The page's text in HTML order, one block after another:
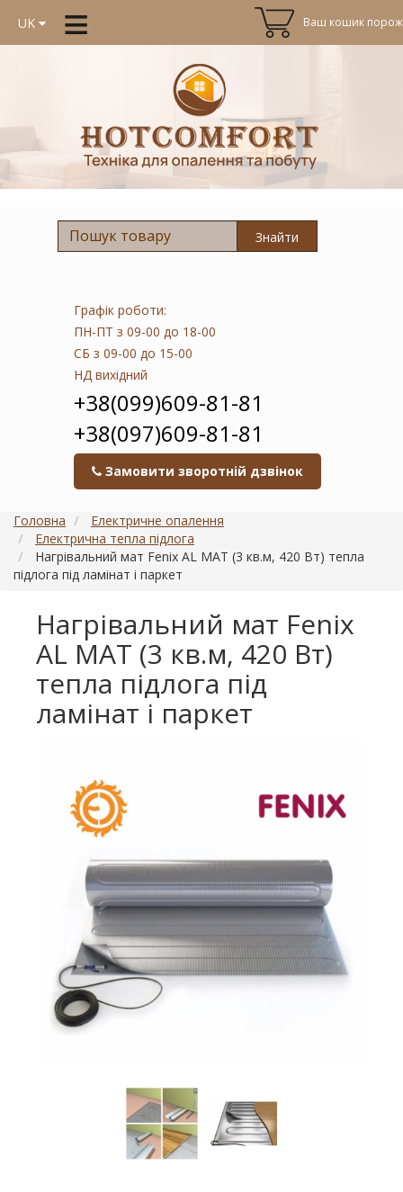
UK ≡ Ваш кошик
Знайти
Графік роботи:
ПН-ПТ з 09-00 до 18-00
СБ з 09-00 до 15-00
НДвихідний
+38(099)609-81-81
+38(097)609-81-81
Замовити зворотній дзвінок
Головна
Електричне опалення
Електрична тепла підлога
Нагрівальний мат Fenix AL MAT (3 кв.м, 420 Вт) тепла
підлога під ламінат і паркет
Нагрівальний мат Fenix
AL MAT (3 кв.м, 420 Вт)
тепла підлога під
ламінат і паркет